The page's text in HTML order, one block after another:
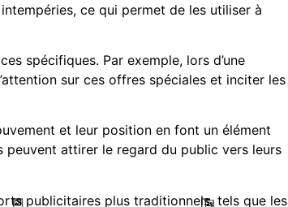
ce qui permet de les utiliser à
spécifiques. Par exemple, lors d’une
sur ces offres spéciales et inciter les
et leur position en font un élément
peuvent attirer le regard du public vers leurs
publicitaires plus traditionnels, tels que les